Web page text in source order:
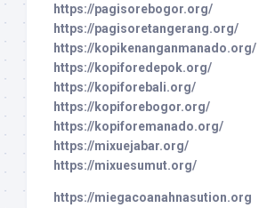
https://pagisorebogor.org/
https://pagisoretangerang.org/
https://kopikenanganmanado.org/
https://kopiforedepok.org/
https://kopiforebali.org/
https://kopiforebogor.org/
https://kopiforemanado.org/
https://mixuejabar.org/
https://mixuesumut.org/
https://miegacoanahnasution.org